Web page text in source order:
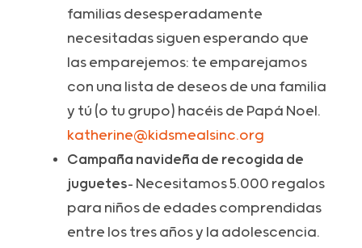
familias desesperadamente
necesitadas siguen esperando que
las emparejemos: te emparejamos
con una lista de deseos de una familia
y tú (o tu grupo) hacéis de Papá Noel.
katherine@kidsmealsinc.org
Campaña navideña de recogida de
juguetes- Necesitamos 5.000 regalos
para niños de edades comprendidas
entre los tres años y la adolescencia.